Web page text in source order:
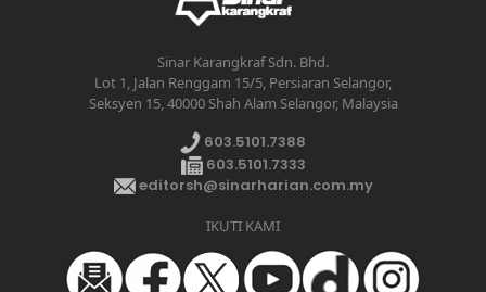
Sinar Karangkraf Sdn. Bhd.
Lot 1, Jalan Renggam 15/5, Persiaran Selangor,
Seksyen 15, 40000 Shah Alam Selangor, Malaysia
603.5101.7388
603.5101.7333
editorsh@sinarharian.com.my
IKUTI KAMI